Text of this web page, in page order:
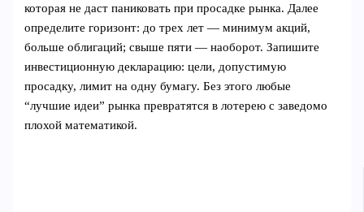
которая не даст паниковать при просадке рынка. Далее
определите горизонт: до трех лет — минимум акций,
больше облигаций; свыше пяти — наоборот. Запишите
инвестиционную декларацию: цели, допустимую
просадку, лимит на одну бумагу. Без этого любые
“лучшие идеи” рынка превратятся в лотерею с заведомо
плохой математикой.